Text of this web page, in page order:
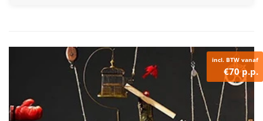
incl. BTW vanaf
€70 p.p.